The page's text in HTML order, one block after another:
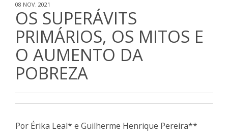
08 NOV. 2021
OS SUPERÁVITS
PRIMÁRIOS, OS MITOS E
O AUMENTO DA
POBREZA
Por Érika Leal* e Guilherme Henrique Pereira**